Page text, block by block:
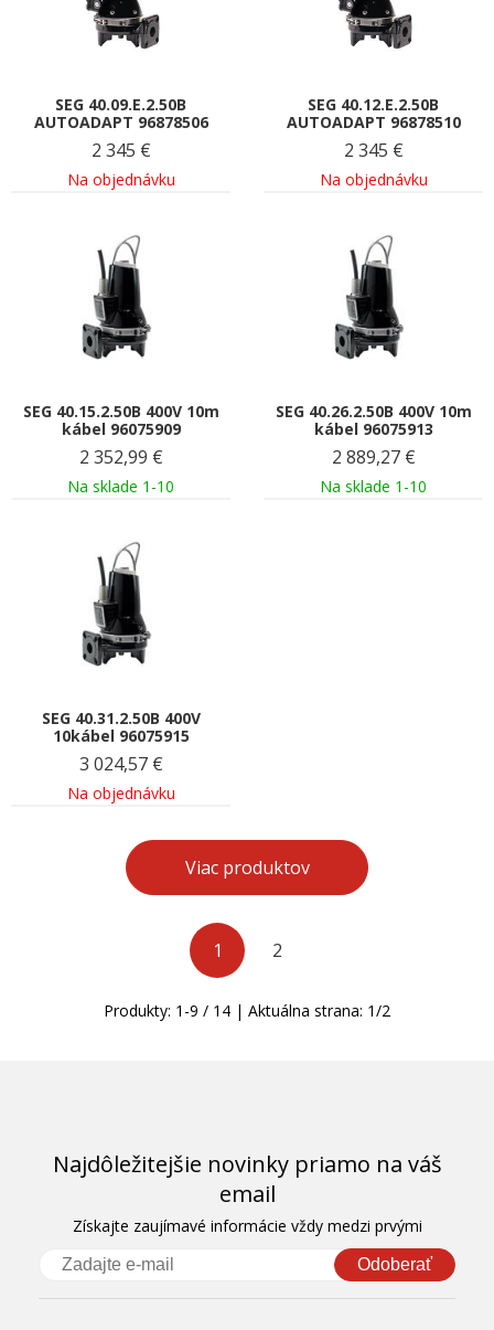
SEG 40.09.E.2.50B
AUTOADAPT 96878506
2 345 €
Na objednávku
SEG 40.12.E.2.50B
AUTOADAPT 96878510
2 345 €
Na objednávku
SEG 40.15.2.50B 400V 10m
kábel 96075909
2 352,99 €
Na sklade 1-10
SEG 40.26.2.50B 400V 10m
kábel 96075913
2 889,27 €
Na sklade 1-10
SEG 40.31.2.50B 400V
10kábel 96075915
3 024,57 €
Na objednávku
Viac produktov
1 2
Produkty: 1 -9 / 14 | Aktuálna strana: 1/2
Najdôležitejšie novinky priamo na váš
email
Získajte zaujímavé informácie vždy medzi prvými
Odoberať